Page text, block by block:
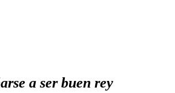
a ser buen rey